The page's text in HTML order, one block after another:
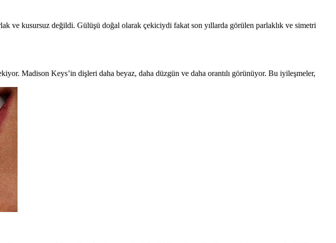
ve kusursuz değildi. Gülüşü doğal olarak çekiciydi fakat son yıllarda görülen parlaklık ve simetri
Madison Keys’in dişleri daha beyaz, daha düzgün ve daha orantılı görünüyor. Bu iyileşmeler,